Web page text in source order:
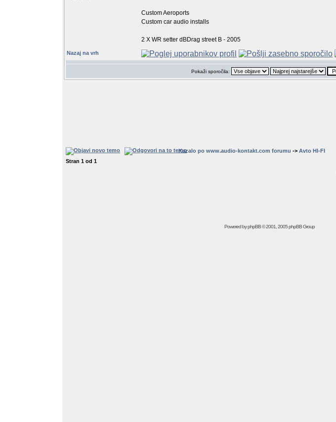
Custom Aeroports
Custom car audio installs
2 X WR setter dBDrag street B - 2005
Nazaj na vrh
Pokaži sporočila:
Kazalo po www.audio-kontakt.com forumu -> Avto HI-FI
Stran 1 od 1
Powered byphpBB© 2001, 2005 phpBB Group